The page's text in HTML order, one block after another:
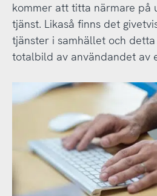
kommer att titta närmare på
tjänst. Likaså finns det
tjänster i samhället och detta
totalbild av användandet av